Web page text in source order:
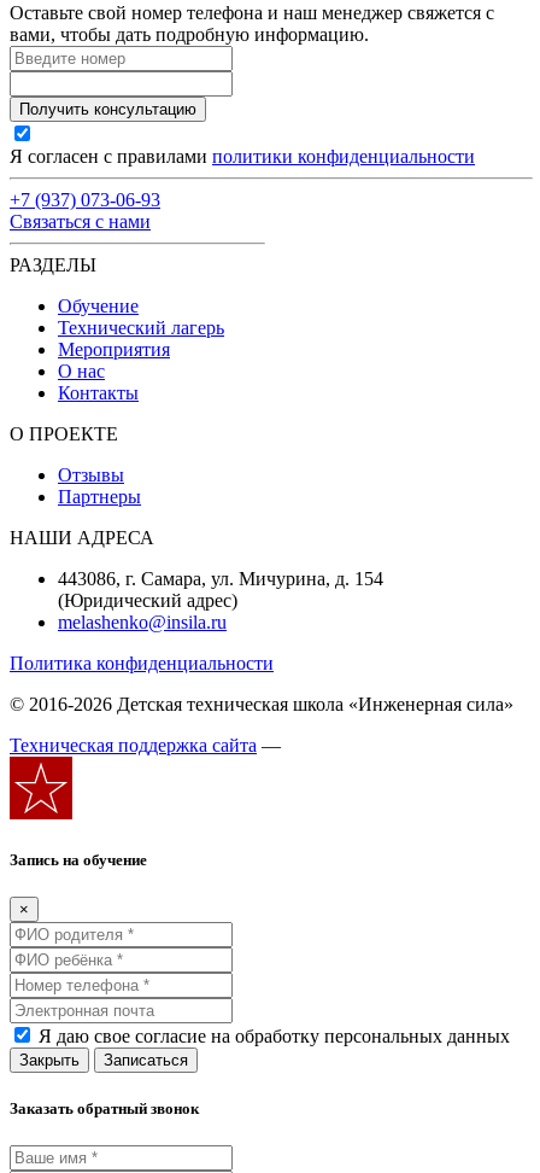
Оставьте свой номер телефона и наш менеджер свяжется с
вами, чтобы дать подробную информацию.
Получить консультацию
Я согласен с правилами политики конфиденциальности
+7 (937) 073-06-93
Связаться с нами
РАЗДЕЛЫ
Обучение
Технический лагерь
Мероприятия
О нас
Контакты
О ПРОЕКТЕ
Отзывы
Партнеры
НАШИ АДРЕСА
443086, г. Самара, ул. Мичурина, д. 154
(Юридический адрес)
melashenko@insila.ru
Политика конфиденциальности
© 2016-2026 Детская техническая школа «Инженерная сила»
Техническая поддержка сайта —
Запись на обучение
×
Я даю свое согласие на обработку персональных данных
Закрыть Записаться
Заказать обратный звонок